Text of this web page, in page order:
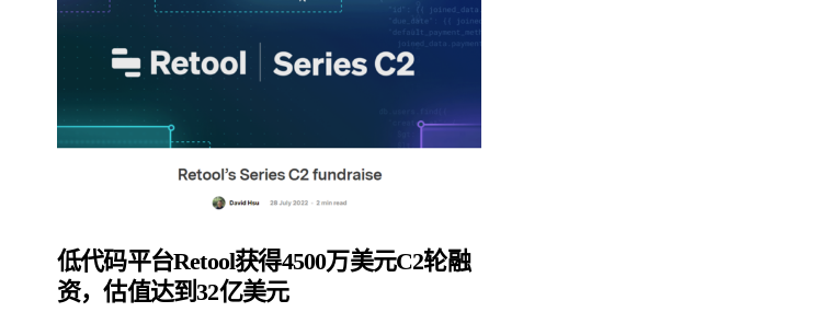
低代码平台Retool获得4500万美元C2轮融
资，估值达到32亿美元